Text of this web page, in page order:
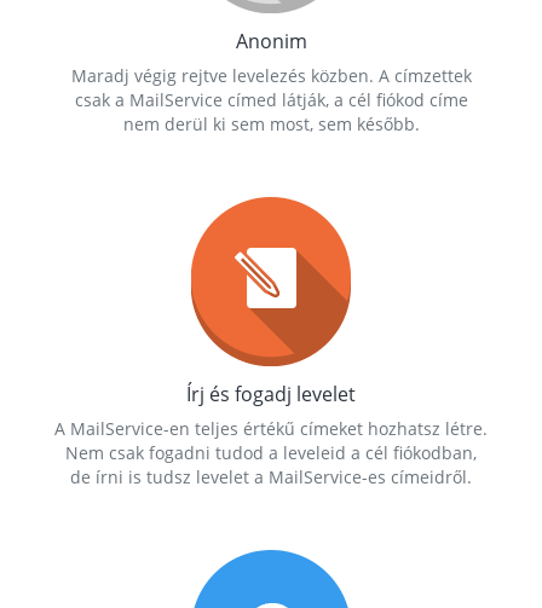
Anonim
Maradj végig rejtve levelezés közben. A címzettek
csak a MailService címed látják, a cél fiókod címe
nem derül ki sem most, sem később.
Írj és fogadj levelet
A MailService-en teljes értékű címeket hozhatsz létre.
Nem csak fogadni tudod a leveleid a cél fiókodban,
de írni is tudsz levelet a MailService-es címeidről.